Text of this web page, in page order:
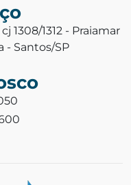
1308/1312 - Praiamar
- Santos/SP